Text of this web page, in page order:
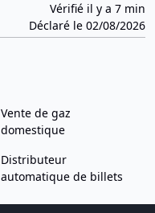
Vérifié il y a 7 min
Déclaré le 02/08/2026
Vente de gaz
domestique
Distributeur
automatique de billets